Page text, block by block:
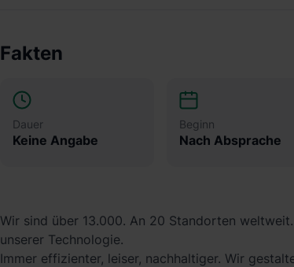
Fakten
Dauer
Keine Angabe
Beginn
Nach Absprache
Wir sind über 13.000. An 20 Standorten
unserer Technologie.
Immer effizienter, leiser, nachhaltiger. Wir